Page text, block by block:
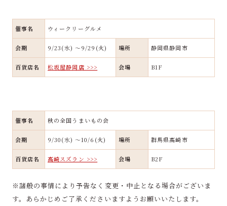
催事名 ウィークリーグルメ
会期 9/23(水) ～9/29(火) 場所 静岡県静岡市
百貨店名 松坂屋静岡店 >>> 会場 B1F
催事名 秋の全国うまいもの会
会期 9/30(水) ～10/6(火) 場所 群馬県高崎市
百貨店名 高崎スズラン >>> 会場 B2F
※諸般の事情により予告なく変更・中止となる場合がございま
す。あらかじめご了承くださいますようお願いいたします。